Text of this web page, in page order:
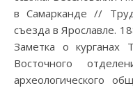
в Самарканде //
съезда в Ярославле.
Заметка о курганах
Восточного
археологического